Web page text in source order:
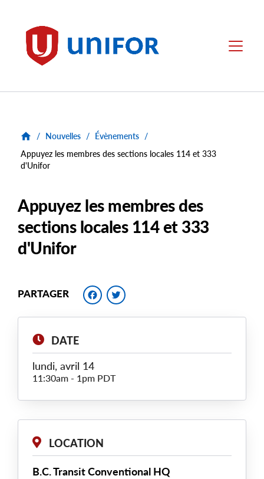
Unifor Menu
/ Nouvelles / Évènements /
Appuyez les membres des sections locales 114 et 333
d'Unifor
Appuyez les membres des
sections locales 114 et 333
d'Unifor
PARTAGER Facebook
DATE
lundi, avril 14
11:30am - 1pm PDT
LOCATION
B.C. Transit Conventional HQ